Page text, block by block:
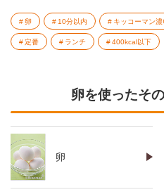
卵 10分以内 キッコーマン
定番 ランチ 400kcal以下
卵を使ったそ
卵